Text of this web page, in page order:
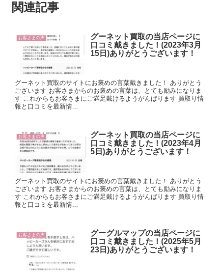
関連記事
お客さまの声
グーネット買取の当店ページに
口コミ戴きました！(2023年3月
15日)ありがとうございます！
グーネット買取のサイトにお褒めの言葉戴きました！ ありがとう
ございます お客さまからのお褒めの言葉は、とても励みになりま
す これからもお客さまにご満足戴けるようがんばります 買取り情
報と口コミを最新情...
お客さまの声
グーネット買取の当店ページに
口コミ戴きました！(2023年4月
5日)ありがとうございます！
グーネット買取のサイトにお褒めの言葉戴きました！ ありがとう
ございます お客さまからのお褒めの言葉は、とても励みになりま
す これからもお客さまにご満足戴けるようがんばります 買取り情
報と口コミを最新情...
お客さまの声
グーグルマップの当店ページに
口コミ戴きました！(2025年5月
23日)ありがとうございます！